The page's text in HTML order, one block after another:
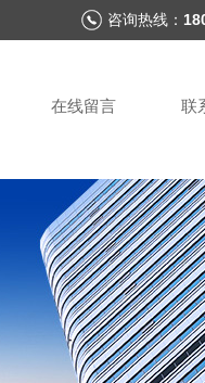
咨询热线：
在线留言 联